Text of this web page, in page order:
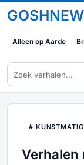
Alleen op Aarde
#
Verhalen